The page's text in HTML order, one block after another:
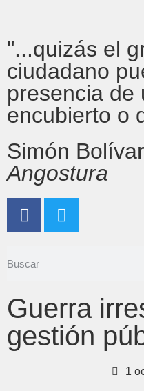
"...quizás el
ciudadano
presencia de
encubierto o
Simón
Angostura
Guerra
gestión
1